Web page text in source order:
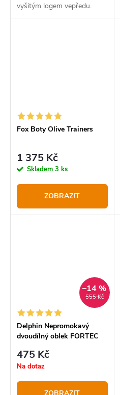
vyšitým logem vepředu.
Fox Boty Olive Trainers
1 375 Kč
Skladem 3 ks
ZOBRAZIT
555 Kč
–14 %
Delphin Nepromokavý
dvoudílný oblek FORTEC
475 Kč
Na dotaz